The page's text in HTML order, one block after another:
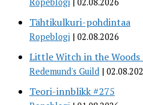
Ropeblogi 02.08.2026
Tähtikulkuri-pohdintaa
Ropeblogi 02.08.2026
Little Witch in the Woods
Redemund's Guild
Teori-innblikk #275